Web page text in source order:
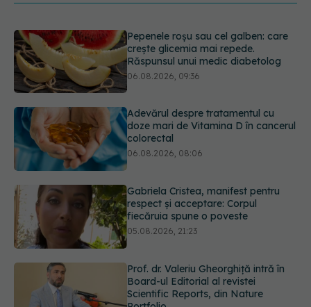
Adevărul despre tratamentul cu
doze mari de Vitamina D în cancerul
colorectal
06.08.2026, 08:06
Gabriela Cristea, manifest pentru
respect și acceptare: Corpul
fiecăruia spune o poveste
05.08.2026, 21:23
Prof. dr. Valeriu Gheorghiță intră în
Board-ul Editorial al revistei
Scientific Reports, din Nature
Portfolio
Testul de 10 minute care poate
arăta dacă ai nevoie de statine,
chiar dacă ai colesterolul normal